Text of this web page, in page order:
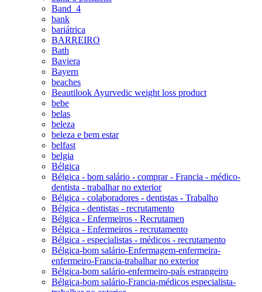
Band_4
bank
bariátrica
BARREIRO
Bath
Baviera
Bayern
beaches
Beautilook Ayurvedic weight loss product
bebe
belas
beleza
beleza e bem estar
belfast
belgia
Bélgica
Bélgica - bom salário - comprar - Francia - médico-
dentista - trabalhar no exterior
Bélgica - colaboradores - dentistas - Trabalho
Bélgica - dentistas - recrutamento
Bélgica - Enfermeiros - Recrutamen
Bélgica - Enfermeiros - recrutamento
Bélgica - especialistas - médicos - recrutamento
Bélgica-bom salário-Enfermagem-enfermeira-
enfermeiro-Francia-trabalhar no exterior
Bélgica-bom salário-enfermeiro-país estrangeiro
Bélgica-bom salário-Francia-médicos especialista-